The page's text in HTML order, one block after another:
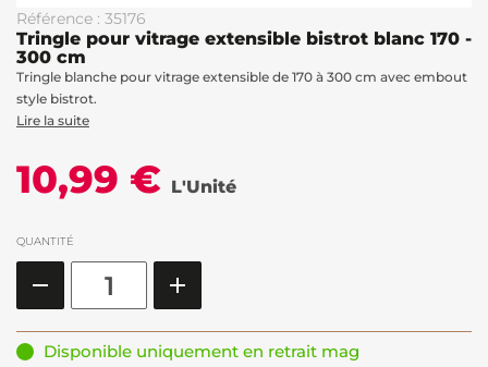
Référence : 35176
Tringle pour vitrage extensible bistrot blanc 170 -
300 cm
Tringle blanche pour vitrage extensible de 170 à 300 cm avec embout
style bistrot.
Lire la suite
10,99 € L'Unité
QUANTITÉ
Disponible uniquement en retrait mag